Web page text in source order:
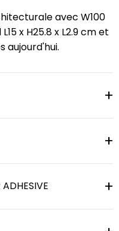
avec W100
x H25.8 x L2.9 cm et
aujourd'hui.